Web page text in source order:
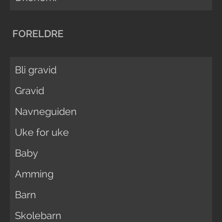
FORELDRE
Bli gravid
Gravid
Navneguiden
Uke for uke
Baby
Amming
Barn
Skolebarn